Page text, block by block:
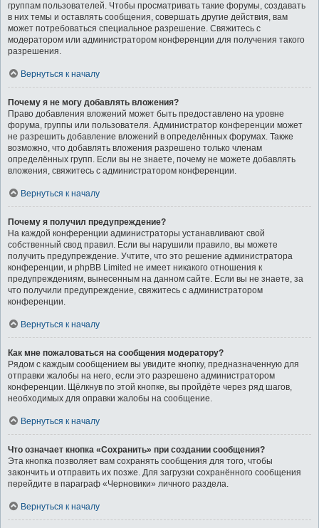
группам пользователей. Чтобы просматривать такие форумы, создавать
в них темы и оставлять сообщения, совершать другие действия, вам
может потребоваться специальное разрешение. Свяжитесь с
модератором или администратором конференции для получения такого
разрешения.
Вернуться к началу
Почему я не могу добавлять вложения?
Право добавления вложений может быть предоставлено на уровне
форума, группы или пользователя. Администратор конференции может
не разрешить добавление вложений в определённых форумах. Также
возможно, что добавлять вложения разрешено только членам
определённых групп. Если вы не знаете, почему не можете добавлять
вложения, свяжитесь с администратором конференции.
Вернуться к началу
Почему я получил предупреждение?
На каждой конференции администраторы устанавливают свой
собственный свод правил. Если вы нарушили правило, вы можете
получить предупреждение. Учтите, что это решение администратора
конференции, и phpBB Limited не имеет никакого отношения к
предупреждениям, вынесенным на данном сайте. Если вы не знаете, за
что получили предупреждение, свяжитесь с администратором
конференции.
Вернуться к началу
Как мне пожаловаться на сообщения модератору?
Рядом с каждым сообщением вы увидите кнопку, предназначенную для
отправки жалобы на него, если это разрешено администратором
конференции. Щёлкнув по этой кнопке, вы пройдёте через ряд шагов,
необходимых для оправки жалобы на сообщение.
Вернуться к началу
Что означает кнопка «Сохранить» при создании сообщения?
Эта кнопка позволяет вам сохранять сообщения для того, чтобы
закончить и отправить их позже. Для загрузки сохранённого сообщения
перейдите в параграф «Черновики» личного раздела.
Вернуться к началу